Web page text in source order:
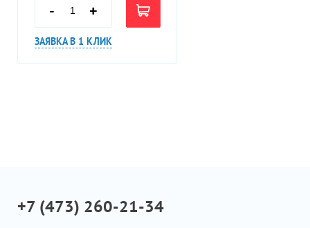
- +
ЗАЯВКА В 1 КЛИК
+7 (473) 260-21-34